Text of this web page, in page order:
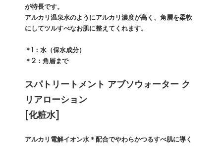
が特長です。
アルカリ温泉水のようにアルカリ濃度が高く、角層を柔軟
にしてツルすべなお肌に整えてくれます。
＊1：水（保水成分）
＊2：角層まで
スパトリートメント アブソウォーター ク
リアローション
[化粧水]
アルカリ電解イオン水＊配合でやわらかつるすべ肌に導く